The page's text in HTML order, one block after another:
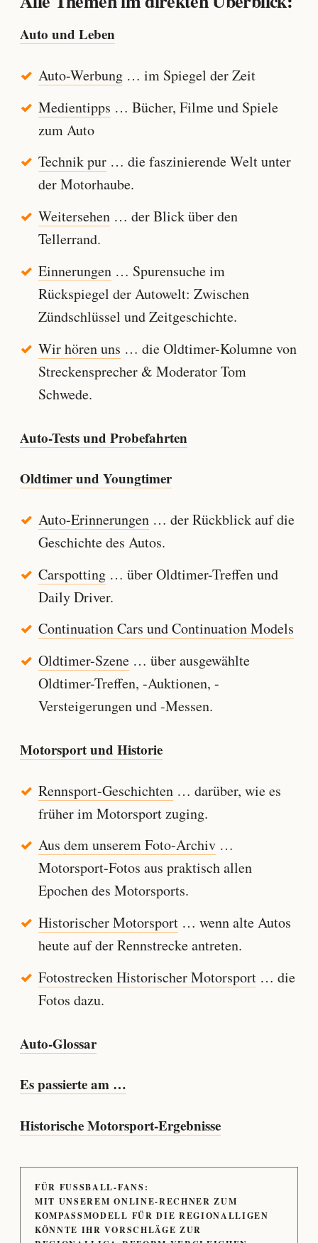
Auto und Leben
Auto-Werbung… im Spiegel der Zeit
Medientipps … Bücher, Filme und Spiele
zum Auto
Technik pur… die faszinierende Welt unter
der Motorhaube.
Weitersehen… der Blick über den
Tellerrand.
Einnerungen… Spurensuche im
Rückspiegel der Autowelt: Zwischen
Zündschlüssel und Zeitgeschichte.
Wir hören uns … die Oldtimer-Kolumne von
Streckensprecher & Moderator Tom
Schwede.
Auto-Tests und Probefahrten
Oldtimer und Youngtimer
Auto-Erinnerungen… der Rückblick auf die
Geschichte des Autos.
Carspotting… über Oldtimer-Treffen und
Daily Driver.
Continuation Cars und Continuation Models
Oldtimer-Szene… über ausgewählte
Oldtimer-Treffen, -Auktionen, -
Versteigerungen und -Messen.
Motorsport und Historie
Rennsport-Geschichten… darüber, wie es
früher im Motorsport zuging.
Aus dem unserem Foto-Archiv…
Motorsport-Fotos aus praktisch allen
Epochen des Motorsports.
Historischer Motorsport… wenn alte Autos
heute auf der Rennstrecke antreten.
Fotostrecken Historischer Motorsport… die
Fotos dazu.
Auto-Glossar
Es passierte am …
Historische Motorsport-Ergebnisse
FÜR FUSSBALL-FANS:
MIT UNSEREM ONLINE-RECHNER ZUM
KOMPASSMODELL FÜR DIE REGIONALLIGEN
KÖNNTE IHR VORSCHLÄGE ZUR